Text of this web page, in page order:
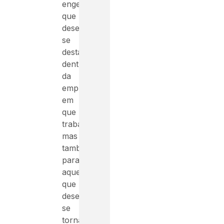
engenheiros
que
desejam
se
destacar
dentro
da
empresa
em
que
trabalham,
mas
também
para
aqueles
que
desejam
se
tornar